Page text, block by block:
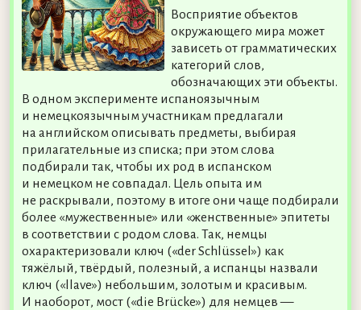
Восприятие объектов
окружающего мира может
зависеть от грамматических
категорий слов,
обозначающих эти объекты.
В одном эксперименте испаноязычным
и немецкоязычным участникам предлагали
на английском описывать предметы, выбирая
прилагательные из списка; при этом слова
подбирали так, чтобы их род в испанском
и немецком не совпадал. Цель опыта им
не раскрывали, поэтому в итоге они чаще подбирали
более «мужественные» или «женственные» эпитеты
в соответствии с родом слова. Так, немцы
охарактеризовали ключ («der Schlüssel») как
тяжёлый, твёрдый, полезный, а испанцы назвали
ключ («llave») небольшим, золотым и красивым.
И наоборот, мост («die Brücke») для немцев —